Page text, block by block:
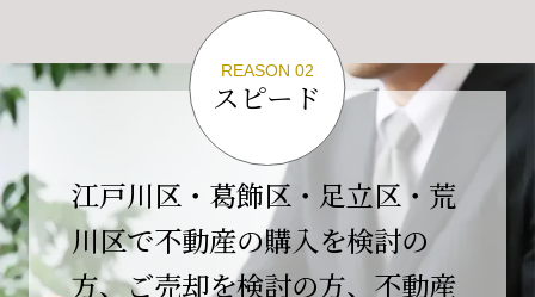
翌日より通常営業いたします。
【開業10周年のご挨拶】
平素より格別のご高配を賜り、誠にありがとう
ございます。
おかげさまで当社は、2026年2月1日をもちまし
て開業10周年を迎えることができました。
REASON 02
スピード
江戸川区・葛飾区・足立区・荒
川区で不動産の購入を検討の
方、ご売却を検討の方、不動産